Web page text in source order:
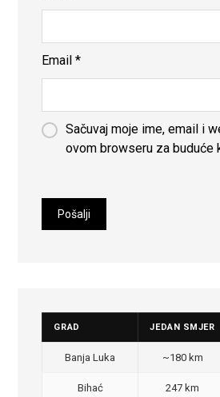
Email*
Sačuvaj moje ime, email i
ovom browseru za buduće
GRAD JEDAN SMJER
Banja Luka ~180 km
Bihać 247 km